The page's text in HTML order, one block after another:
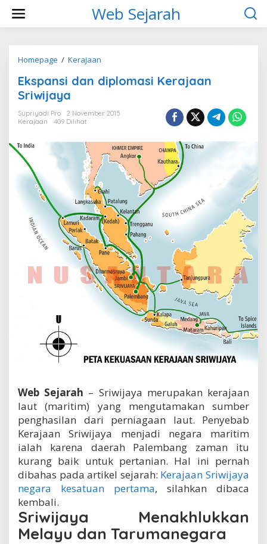
w
Web Sejarah
Homepage / Kerajaan
s
n
d
a
n
i
p
o
m
a
s
K
e
r
S
w
i
a
y
a
Ekspansi dan diplomasi Kerajaan
Sriwijaya
Supriyadi Pro
2 November 2015
Kerajaan
409 Dilihat
Web Sejarah – Sriwijaya merupakan kerajaan
laut (maritim) yang mengutamakan sumber
penghasilan dari perniagaan laut. Penyebab
Kerajaan Sriwijaya menjadi negara maritim
ialah karena daerah Palembang zaman itu
kurang baik untuk pertanian. Hal ini pernah
dibahas pada artikel sejarah: Kerajaan Sriwijaya
negara kesatuan pertama, silahkan dibaca
kembali.
Sriwijaya Menakhlukkan
Melayu dan Tarumanegara